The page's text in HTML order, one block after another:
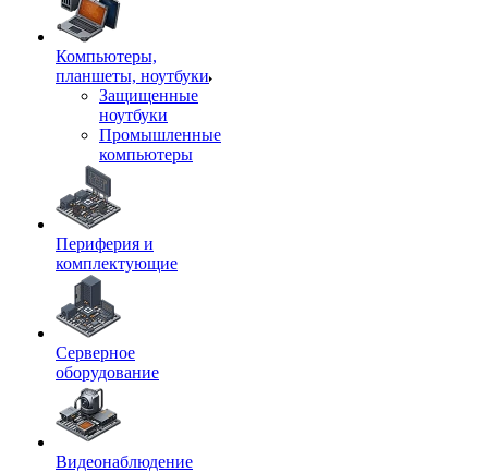
Компьютеры,
планшеты, ноутбуки
Защищенные
ноутбуки
Промышленные
компьютеры
Периферия и
комплектующие
Серверное
оборудование
Видеонаблюдение